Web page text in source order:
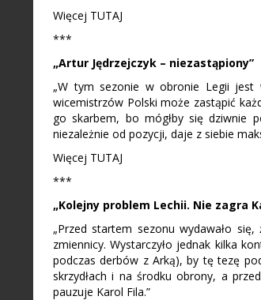
Więcej TUTAJ
***
„Artur Jędrzejczyk – niezastąpiony”
„W tym sezonie w obronie Legii jest
wicemistrzów Polski może zastąpić
go skarbem, bo mógłby się dziwnie
niezależnie od pozycji, daje z siebie
Więcej TUTAJ
***
„Kolejny problem Lechii. Nie zagra
„Przed startem sezonu wydawało
zmiennicy. Wystarczyło jednak kilka
podczas derbów z Arką), by tę tezę
skrzydłach i na środku obrony, a
pauzuje Karol Fila.”